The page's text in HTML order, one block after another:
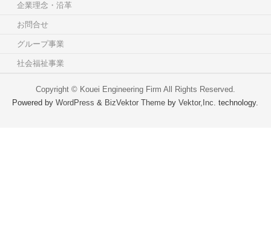
企業理念・沿革
お問合せ
グループ事業
社会福祉事業
Copyright © Kouei Engineering Firm All Rights Reserved.
Powered byWordPress & BizVektor Theme byVektor,Inc. technology.